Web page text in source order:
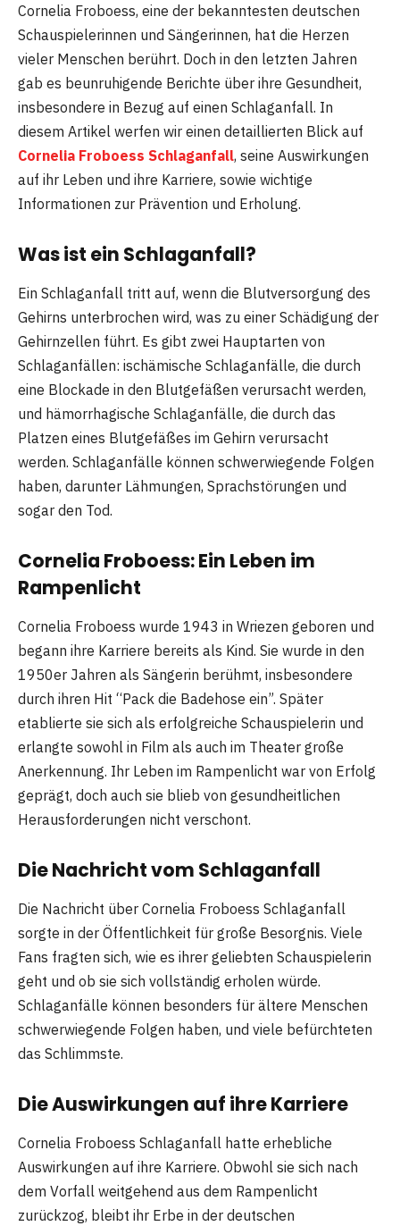
Cornelia Froboess, eine der bekanntesten deutschen
Schauspielerinnen und Sängerinnen, hat die Herzen
vieler Menschen berührt. Doch in den letzten Jahren
gab es beunruhigende Berichte über ihre Gesundheit,
insbesondere in Bezug auf einen Schlaganfall. In
diesem Artikel werfen wir einen detaillierten Blick auf
Cornelia Froboess Schlaganfall, seine Auswirkungen
auf ihr Leben und ihre Karriere, sowie wichtige
Informationen zur Prävention und Erholung.
Was ist ein Schlaganfall?
Ein Schlaganfall tritt auf, wenn die Blutversorgung des
Gehirns unterbrochen wird, was zu einer Schädigung der
Gehirnzellen führt. Es gibt zwei Hauptarten von
Schlaganfällen: ischämische Schlaganfälle, die durch
eine Blockade in den Blutgefäßen verursacht werden,
und hämorrhagische Schlaganfälle, die durch das
Platzen eines Blutgefäßes im Gehirn verursacht
werden. Schlaganfälle können schwerwiegende Folgen
haben, darunter Lähmungen, Sprachstörungen und
sogar den Tod.
Cornelia Froboess: Ein Leben im
Rampenlicht
Cornelia Froboess wurde 1943 in Wriezen geboren und
begann ihre Karriere bereits als Kind. Sie wurde in den
1950er Jahren als Sängerin berühmt, insbesondere
durch ihren Hit “Pack die Badehose ein”. Später
etablierte sie sich als erfolgreiche Schauspielerin und
erlangte sowohl in Film als auch im Theater große
Anerkennung. Ihr Leben im Rampenlicht war von Erfolg
geprägt, doch auch sie blieb von gesundheitlichen
Herausforderungen nicht verschont.
Die Nachricht vom Schlaganfall
Die Nachricht über Cornelia Froboess Schlaganfall
sorgte in der Öffentlichkeit für große Besorgnis. Viele
Fans fragten sich, wie es ihrer geliebten Schauspielerin
geht und ob sie sich vollständig erholen würde.
Schlaganfälle können besonders für ältere Menschen
schwerwiegende Folgen haben, und viele befürchteten
das Schlimmste.
Die Auswirkungen auf ihre Karriere
Cornelia Froboess Schlaganfall hatte erhebliche
Auswirkungen auf ihre Karriere. Obwohl sie sich nach
dem Vorfall weitgehend aus dem Rampenlicht
zurückzog, bleibt ihr Erbe in der deutschen